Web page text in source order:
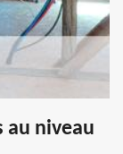
au niveau